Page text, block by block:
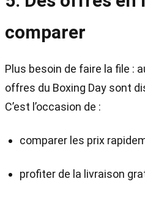
comparer
Plus besoin de faire la file :
offres du Boxing Day sont
C’est l’occasion de :
comparer les prix
profiter de la livraison